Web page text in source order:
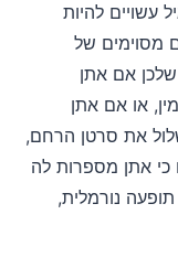
עשויים להיות
מסוימים של
אם אתן
או אם אתן
את סרטן הרחם,
כי אתן מספרות לה
נורמלית,